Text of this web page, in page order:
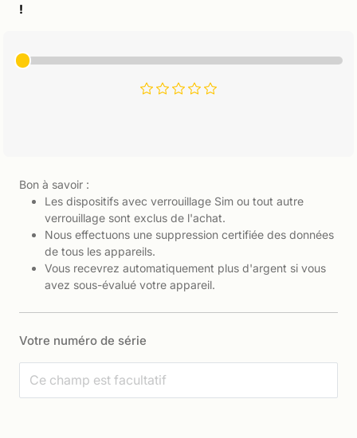
!
Bon à savoir :
Les dispositifs avec verrouillage Sim ou tout autre
verrouillage sont exclus de l'achat.
Nous effectuons une suppression certifiée des données
de tous les appareils.
Vous recevrez automatiquement plus d'argent si vous
avez sous-évalué votre appareil.
Votre numéro de série